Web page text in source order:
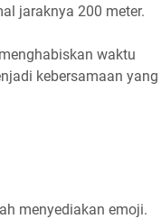
jaraknya 200 meter.
waktu
kebersamaan yang
menyediakan emoji.